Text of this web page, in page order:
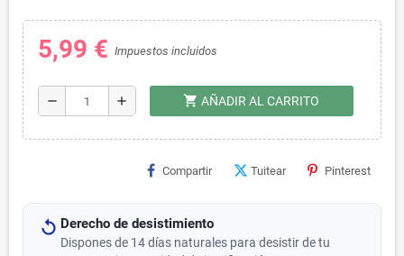
5,99 € Impuestos incluidos
remove add shopping_cart AÑADIR AL CARRITO
Compartir Tuitear Pinterest
Derecho de desistimiento
Dispones de 14 días naturales para desistir de tu